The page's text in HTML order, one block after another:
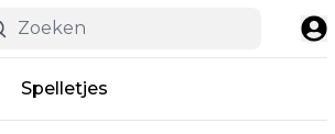
Spelletjes